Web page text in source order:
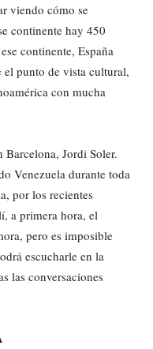
viendo cómo se
continente hay 450
continente, España
el punto de vista cultural,
con mucha
Barcelona, Jordi Soler.
Venezuela durante toda
por los recientes
a primera hora, el
pero es imposible
escucharle en la
las conversaciones